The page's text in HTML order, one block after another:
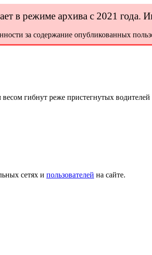
в режиме архива с 2021
за содержание опубликованных
гибнут реже пристегнутых
сетях и пользователей на сайте.